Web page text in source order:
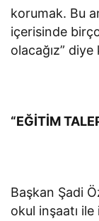
korumak. Bu
içerisinde
olacağız”
“EĞİTİM
Başkan Şadi
okul inşaatı